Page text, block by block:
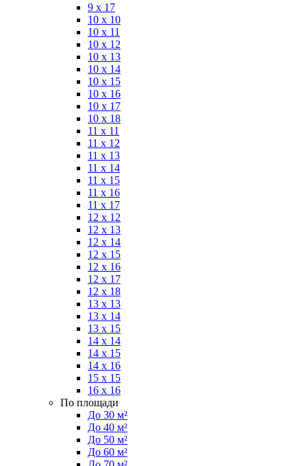
9 x 17
10 x 10
10 x 11
10 x 12
10 x 13
10 x 14
10 x 15
10 x 16
10 x 17
10 x 18
11 x 11
11 x 12
11 x 13
11 x 14
11 x 15
11 x 16
11 x 17
12 x 12
12 x 13
12 x 14
12 x 15
12 x 16
12 x 17
12 x 18
13 x 13
13 x 14
13 x 15
14 x 14
14 x 15
14 x 16
15 x 15
16 x 16
По площади
До 30 м²
До 40 м²
До 50 м²
До 60 м²